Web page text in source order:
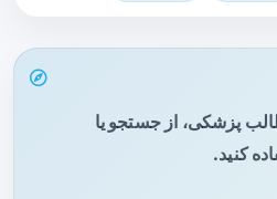
پزشکی، از جستجو یا
کنید.